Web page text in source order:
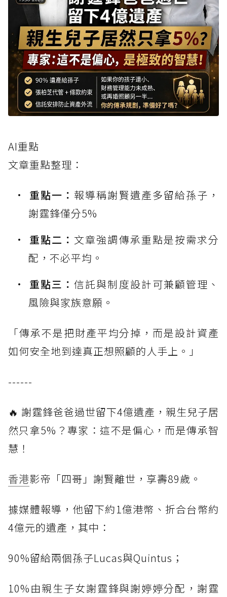
AI重點
文章重點整理：
重點一： 報導稱謝賢遺產多留給孫子，
謝霆鋒僅分5%
重點二： 文章強調傳承重點是按需求分
配，不必平均。
重點三：信託與制度設計可兼顧管理、
風險與家族意願。
「傳承不是把財產平均分掉，而是設計資產
如何安全地到達真正想照顧的人手上。」
------
🔥 謝霆鋒爸爸過世留下4億遺產，親生兒子居
然只拿5%？專家：這不是偏心，而是傳承智
慧！
香港影帝「四哥」謝賢離世，享壽89歲。
據媒體報導，他留下約1億港幣、折合台幣約
4億元的遺產，其中：
90%留給兩個孫子Lucas與Quintus；
10%由親生子女謝霆鋒與謝婷婷分配，謝霆